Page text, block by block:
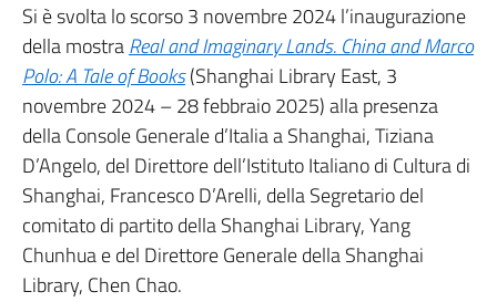
Si è svolta lo scorso 3 novembre 2024 l’inaugurazione
della mostraReal and Imaginary Lands. China and Marco
Polo: A Tale of Books(Shanghai Library East, 3
novembre 2024 – 28 febbraio 2025) alla presenza
della Console Generale d’Italia a Shanghai, Tiziana
D’Angelo, del Direttore dell’Istituto Italiano di Cultura di
Shanghai, Francesco D’Arelli, della Segretario del
comitato di partito della Shanghai Library, Yang
Chunhua e del Direttore Generale della Shanghai
Library, Chen Chao.